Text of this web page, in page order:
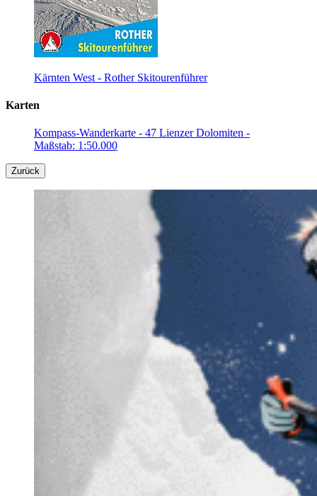
Kärnten West - Rother Skitourenführer
Karten
Kompass-Wanderkarte - 47 Lienzer Dolomiten -
Maßstab: 1:50.000
Zurück